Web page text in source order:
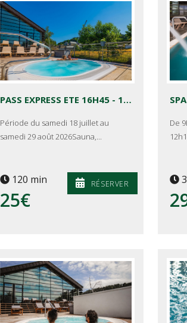
PASS EXPRESS ETE 16H45 - 18H45
Période du samedi 18 juillet au
samedi 29 août 2026Sauna,...
120 min
25€
RÉSERVER
De